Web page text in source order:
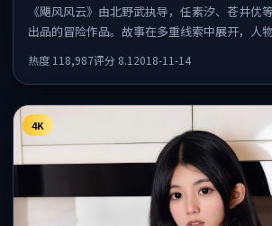
《飓风风云》由北野武执导，任素汐、苍井优
出品的冒险作品。故事在多重线索中展开，人
热度 118,987评分 8.1 2018-11-14
4K